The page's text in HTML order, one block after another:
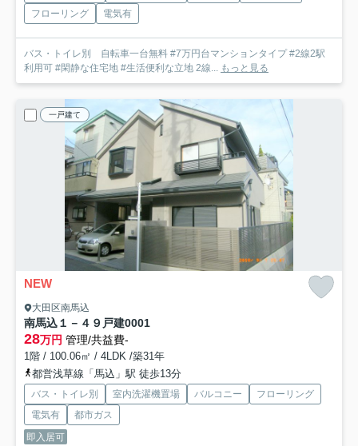
フローリング
電気有
バス・トイレ別 自転車一台無料 #7万円台マンションタイプ #2線2駅
利用可 #閑静な住宅地 #生活便利な立地 2線... もっと見る
一戸建て
NEW
大田区南馬込
南馬込１－４９戸建0001
28万円 管理/共益費-
1階 / 100.06㎡ / 4LDK /築31年
都営浅草線「馬込」駅 徒歩13分
バス・トイレ別 室内洗濯機置場 バルコニー
フローリング
電気有
都市ガス
即入居可